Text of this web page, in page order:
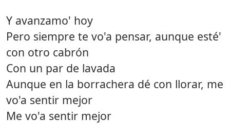
Y avanzamo' hoy
Pero siempre te vo'a pensar, aunque esté'
con otro cabrón
Con un par de lavada
Aunque en la borrachera dé con llorar, me
vo'a sentir mejor
Me vo'a sentir mejor